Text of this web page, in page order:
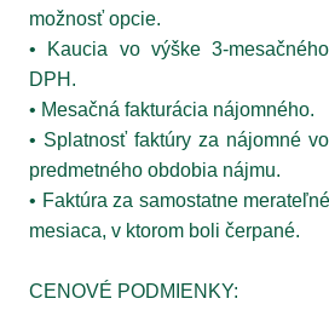
možnosť opcie.
• Kaucia vo výške 3-
DPH.
• Mesačná fakturácia nájomného.
• Splatnosť faktúry za nájomné
predmetného obdobia nájmu.
• Faktúra za samostatne
mesiaca, v ktorom boli čerpané.
CENOVÉ PODMIENKY: